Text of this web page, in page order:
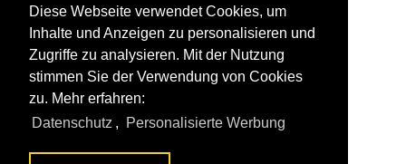
Diese Webseite verwendet Cookies, um
Inhalte und Anzeigen zu personalisieren und
Zugriffe zu analysieren. Mit der Nutzung
stimmen Sie der Verwendung von Cookies
zu. Mehr erfahren:
Datenschutz , Personalisierte Werbung